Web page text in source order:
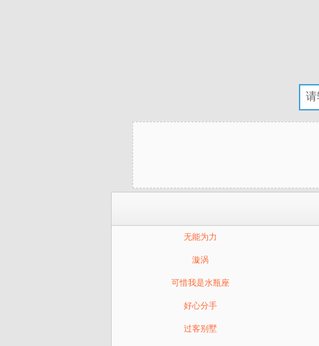
无能为力
漩涡
可惜我是水瓶座
好心分手
过客别墅